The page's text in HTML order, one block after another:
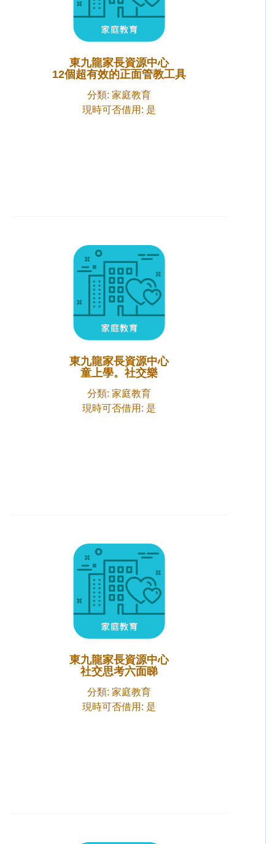
東九龍家長資源中心
12個超有效的正面管教工具
分類: 家庭教育
現時可否借用: 是
東九龍家長資源中心
童上學。社交樂
分類: 家庭教育
現時可否借用: 是
東九龍家長資源中心
社交思考六面睇
分類: 家庭教育
現時可否借用: 是